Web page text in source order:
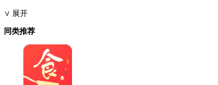
∨ 展开
同类推荐